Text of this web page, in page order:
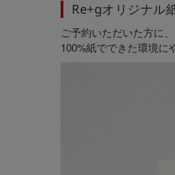
Re+gオリジナル
ご予約いただいた方に
100%紙でできた環境に